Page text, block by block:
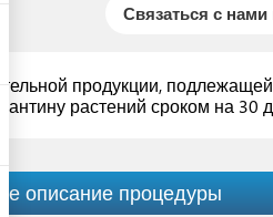
Связаться с
продукции,
растений сроком на 30
описание процедуры